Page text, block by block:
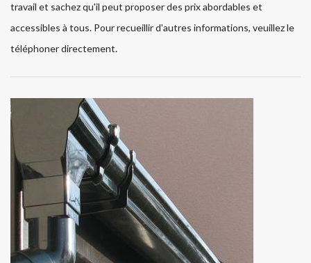
travail et sachez qu'il peut proposer des prix abordables et
accessibles à tous. Pour recueillir d'autres informations, veuillez le
téléphoner directement.